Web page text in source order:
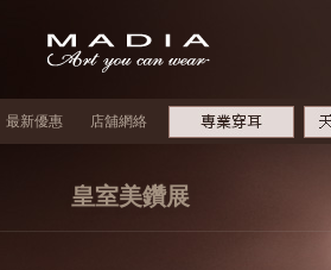
最新優惠 店舖網絡
皇室美鑽展